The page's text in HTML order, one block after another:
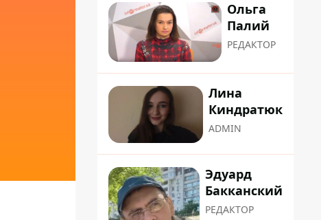
Ольга
Палий
РЕДАКТОР
Лина
Киндратюк
ADMIN
Эдуард
Бакканский
РЕДАКТОР